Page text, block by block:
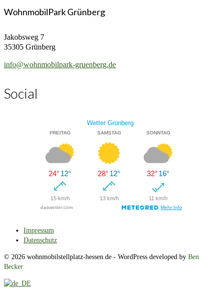
WohnmobilPark Grünberg
Jakobsweg 7
35305 Grünberg
info@wohnmobilpark-gruenberg.de
Social
Impressum
Datenschutz
© 2026 wohnmobilstellplatz-hessen.de - WordPress developed by Ben
Becker